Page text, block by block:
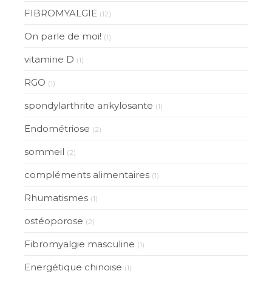
FIBROMYALGIE (12)
On parle de moi! (1)
vitamine D (1)
RGO (1)
spondylarthrite ankylosante (1)
Endométriose (2)
sommeil (2)
compléments alimentaires (1)
Rhumatismes (1)
ostéoporose (2)
Fibromyalgie masculine (1)
Energétique chinoise (1)